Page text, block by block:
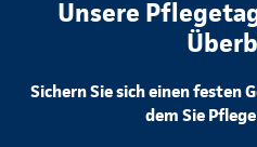
Unsere
Sichern Sie sich einen festen
dem Sie